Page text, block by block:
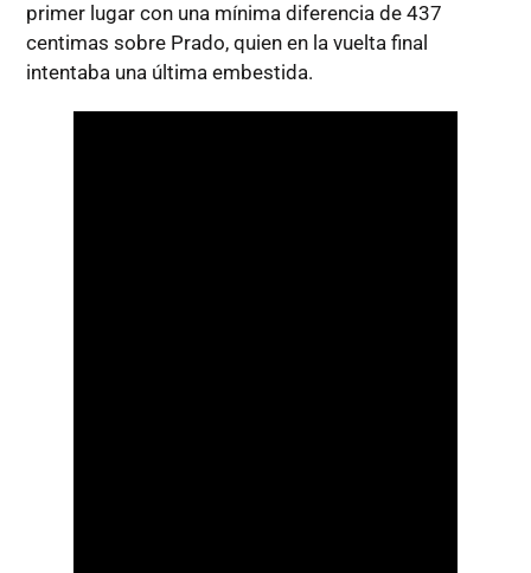
primer lugar con una mínima diferencia de 437
centimas sobre Prado, quien en la vuelta final
intentaba una última embestida.